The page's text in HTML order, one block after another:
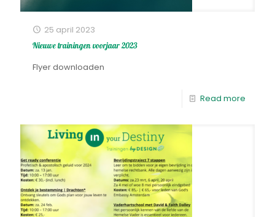
25 april 2023
Nieuwe trainingen voorjaar 2023
Flyer downloaden
Read more